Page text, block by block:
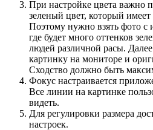
При настройке цвета важно
зеленый цвет, который
Поэтому нужно взять фото с
где будет много оттенков
людей различной расы. Далее
картинку на мониторе и
Сходство должно быть
Фокус настраивается
Все линии на картинке
видеть.
Для регулировки размера
настроек.